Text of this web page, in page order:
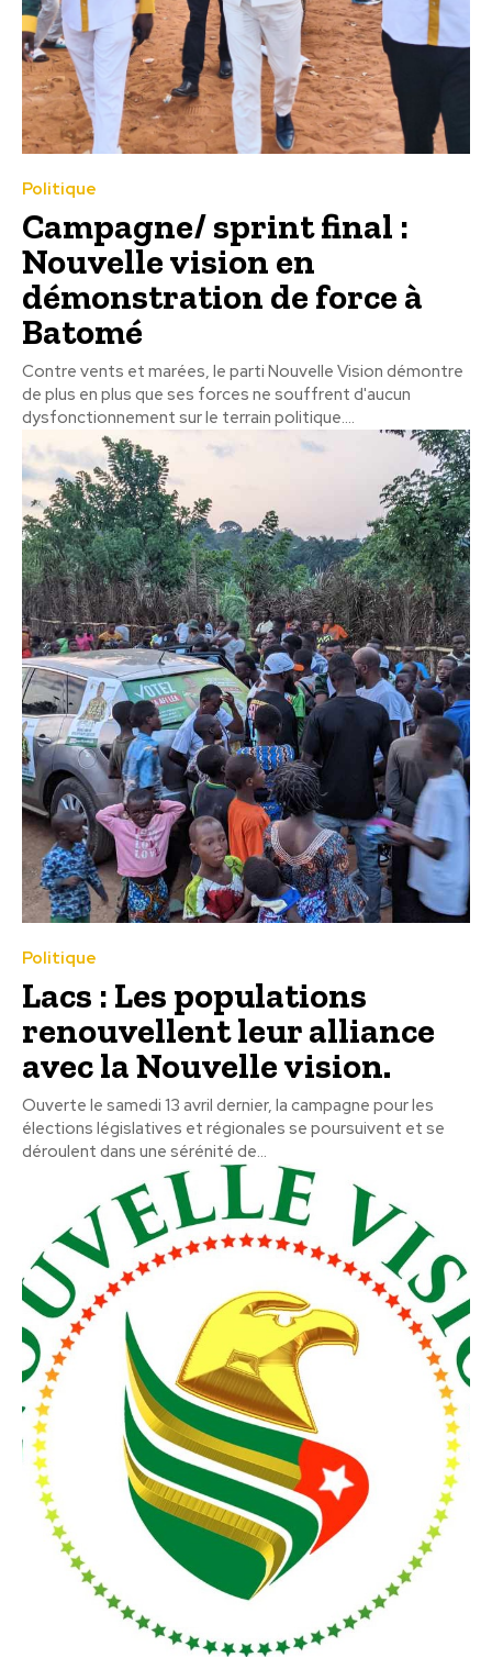
Politique
Campagne/ sprint final :
Nouvelle vision en
démonstration de force à
Batomé
Contre vents et marées, le parti Nouvelle Vision démontre
de plus en plus que ses forces ne souffrent d'aucun
dysfonctionnement sur le terrain politique....
Politique
Lacs : Les populations
renouvellent leur alliance
avec la Nouvelle vision.
Ouverte le samedi 13 avril dernier, la campagne pour les
élections législatives et régionales se poursuivent et se
déroulent dans une sérénité de...